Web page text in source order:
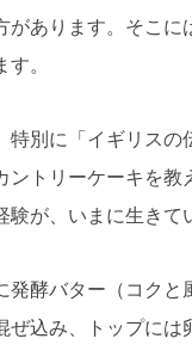
があります。そこ
。
別に「イギリスの
ントリーケーキを
が、いまに生きて
発酵バター（コク
込み、トップには